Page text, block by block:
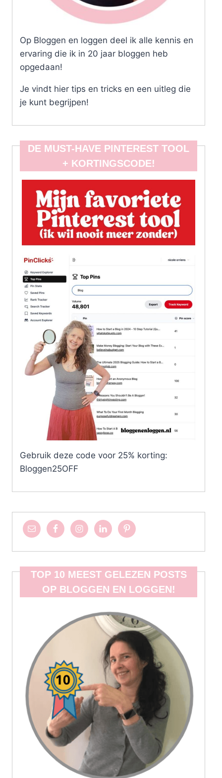
Op Bloggen en loggen deel ik alle kennis en
ervaring die ik in 20 jaar bloggen heb
opgedaan!
Je vindt hier tips en tricks en een uitleg die
je kunt begrijpen!
DE MUST-HAVE PINTEREST TOOL
+ KORTINGSCODE!
Gebruik deze code voor 25% korting:
Bloggen25OFF
TOP 10 MEEST GELEZEN POSTS
OP BLOGGEN EN LOGGEN!